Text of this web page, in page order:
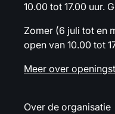
10.00 tot 17.00 uur.
Zomer (6 juli tot en
open van 10.00 tot
Meer over
Over de organisatie